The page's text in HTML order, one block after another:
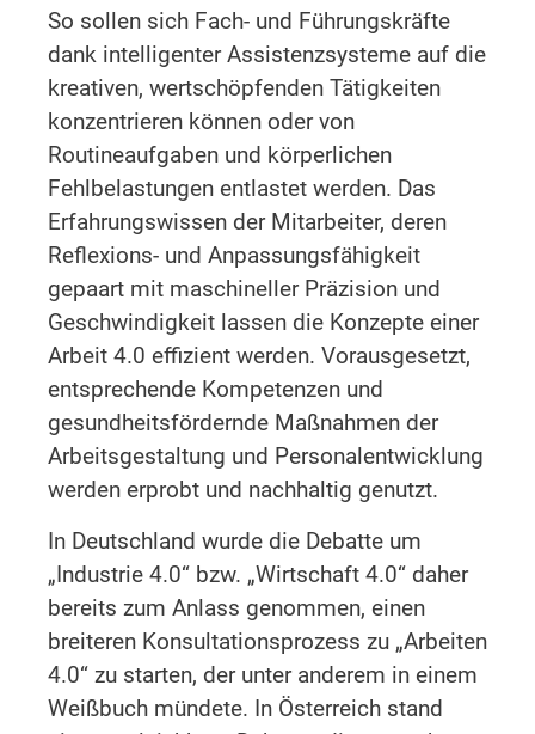
So sollen sich Fach- und Führungskräfte
dank intelligenter Assistenzsysteme auf die
kreativen, wertschöpfenden Tätigkeiten
konzentrieren können oder von
Routineaufgaben und körperlichen
Fehlbelastungen entlastet werden. Das
Erfahrungswissen der Mitarbeiter, deren
Reflexions- und Anpassungsfähigkeit
gepaart mit maschineller Präzision und
Geschwindigkeit lassen die Konzepte einer
Arbeit 4.0 effizient werden. Vorausgesetzt,
entsprechende Kompetenzen und
gesundheitsfördernde Maßnahmen der
Arbeitsgestaltung und Personalentwicklung
werden erprobt und nachhaltig genutzt.
In Deutschland wurde die Debatte um
„Industrie 4.0“ bzw. „Wirtschaft 4.0“ daher
bereits zum Anlass genommen, einen
breiteren Konsultationsprozess zu „Arbeiten
4.0“ zu starten, der unter anderem in einem
Weißbuch mündete. In Österreich stand